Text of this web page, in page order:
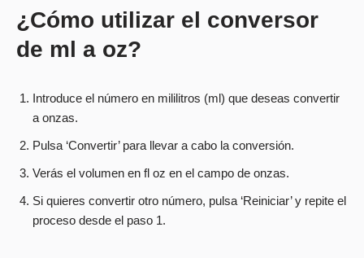
¿Cómo utilizar el conversor
de ml a oz?
Introduce el número en mililitros (ml) que deseas convertir
a onzas.
Pulsa ‘Convertir’ para llevar a cabo la conversión.
Verás el volumen en fl oz en el campo de onzas.
Si quieres convertir otro número, pulsa ‘Reiniciar’ y repite el
proceso desde el paso 1.